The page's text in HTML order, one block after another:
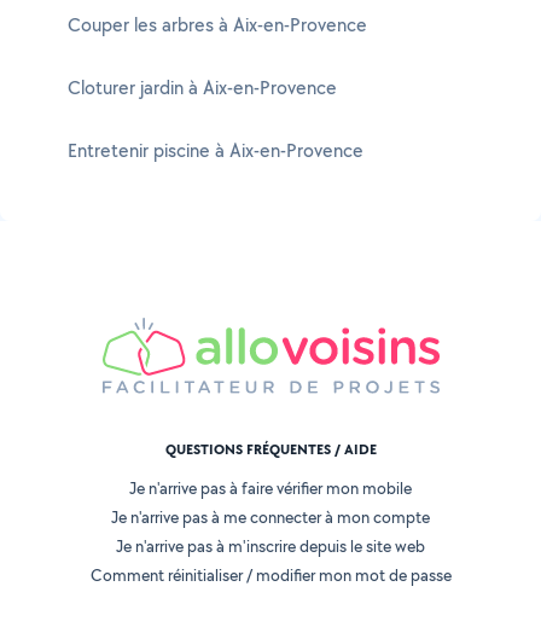
Couper les arbres à Aix-en-Provence
Cloturer jardin à Aix-en-Provence
Entretenir piscine à Aix-en-Provence
QUESTIONS FRÉQUENTES / AIDE
Je n'arrive pas à faire vérifier mon mobile
Je n'arrive pas à me connecter à mon compte
Je n'arrive pas à m'inscrire depuis le site web
Comment réinitialiser / modifier mon mot de passe